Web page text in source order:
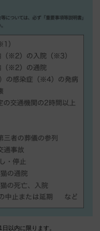
以内に限ります。